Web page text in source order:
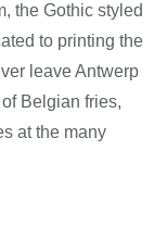
the Gothic styled
to printing the
leave Antwerp
Belgian fries,
at the many